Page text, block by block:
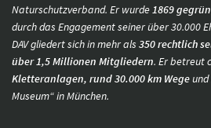
Naturschutzverband. Er wurde 1869
durch das Engagement seiner über 30.000
DAV gliedert sich in mehr als 350 rechtlich
über 1,5 Millionen Mitgliedern. Er betreut
Kletteranlagen, rund 30.000 km Wege
Museum“ in München.